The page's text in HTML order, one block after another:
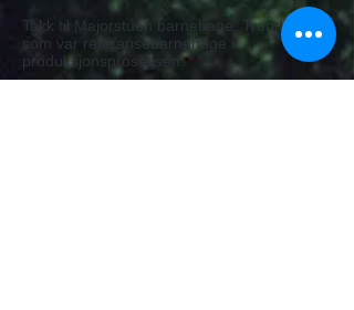
Takk til Majorstuen barnehage, Trondheim,
som var referansebarnehage i
produksjonsprosessen.